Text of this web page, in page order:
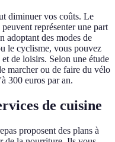
diminuer vos coûts. Le
représenter une part
adoptant des modes de
le cyclisme, vous pouvez
de loisirs. Selon une étude
marcher ou de faire du vélo
300 euros par an.
de cuisine
proposent des plans à